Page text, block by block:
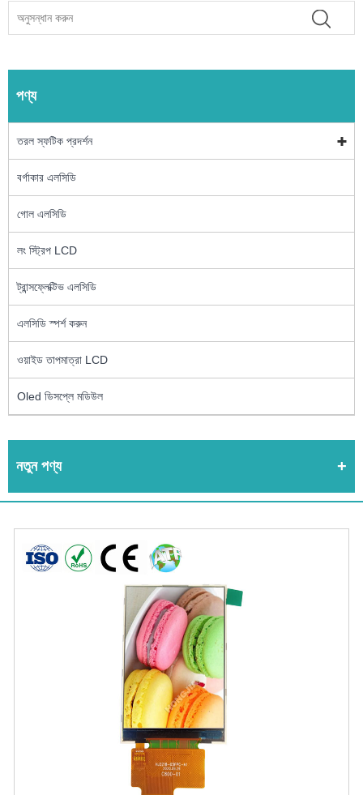
পণ্য
তরল স্ফটিক প্রদর্শন
বর্গাকার এলসিডি
গোল এলসিডি
লং স্ট্রিপ LCD
ট্রান্সফ্লেক্টিভ এলসিডি
এলসিডি স্পর্শ করুন
ওয়াইড তাপমাত্রা LCD
Oled ডিসপ্লে মডিউল
নতুন পণ্য